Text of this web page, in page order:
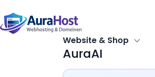
Website & Shop
AuraAI